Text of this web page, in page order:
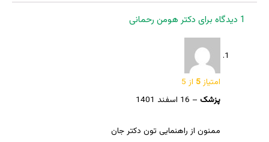
1 دیدگاه برای دکتر هومن رحمانی
امتیاز5 از 5
پزشک – 16 اسفند 1401
ممنون از راهنمایی تون دکتر جان